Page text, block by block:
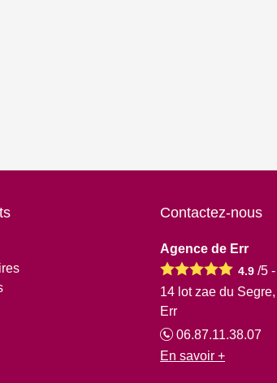
Contactez-nous
Agence de Err
4.9 /5 -
14 lot zae du
Err
06.87.11.38.07
En savoir +